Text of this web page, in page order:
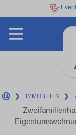
Event
❯ IMMOBILIEN ❯